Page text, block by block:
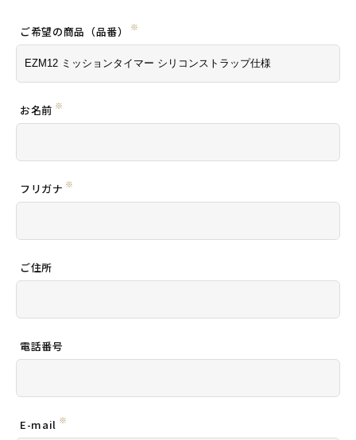
ご希望の商品（品番）※
お名前 ※
フリガナ※
ご住所
電話番号
E-mail ※